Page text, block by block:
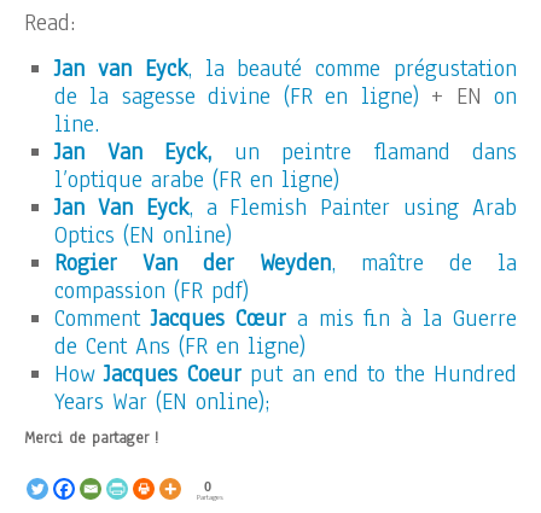
Read:
Jan van Eyck, la beauté comme prégustation
de la sagesse divine (FR en ligne) + ENon
line.
Jan Van Eyck, un peintre flamand dans
l’optique arabe (FR en ligne)
Jan Van Eyck, a Flemish Painter using Arab
Optics (EN online)
Rogier Van der Weyden, maître de la
compassion (FR pdf)
CommentJacques Cœura mis fin à la Guerre
de Cent Ans (FR en ligne)
HowJacques Coeurput an end to the Hundred
Years War (EN online);
Merci de partager !
0
Partages